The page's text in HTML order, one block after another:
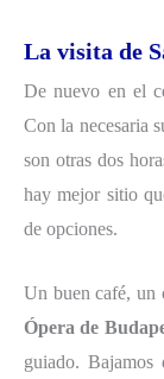
La visita de
De nuevo en el
Con la necesaria
son otras dos
hay mejor sitio
de opciones.
Un buen café, un
Ópera de
guiado.